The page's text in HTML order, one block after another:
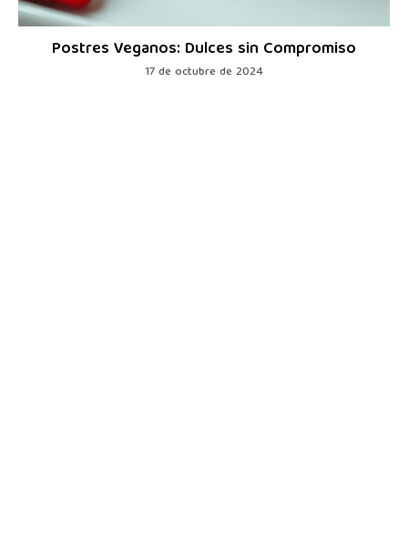
Postres Veganos: Dulces sin Compromiso
17 de octubre de 2024